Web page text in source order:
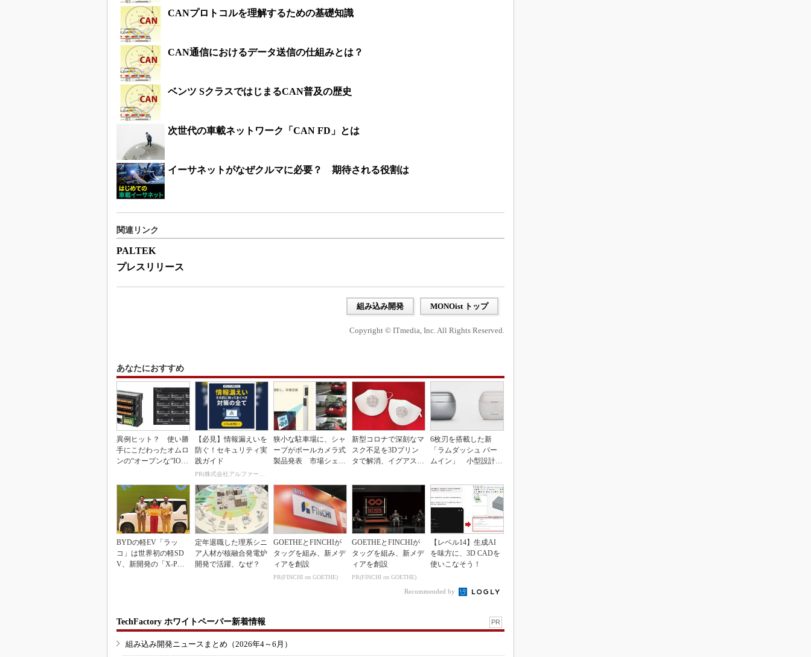
CANプロトコルを理解するための基礎知識
CAN通信におけるデータ送信の仕組みとは？
ベンツ SクラスではじまるCAN普及の歴史
次世代の車載ネットワーク「CAN FD」とは
イーサネットがなぜクルマに必要？ 期待される役割は
関連リンク
PALTEK
プレスリリース
組み込み開発 MONOist トップ
Copyright © ITmedia, Inc. All Rights Reserved.
あなたにおすすめ
異例ヒット？ 使い勝
手にこだわったオムロ
ンの“オープンな”IO-L
【必見】情報漏えいを
防ぐ！セキュリティ実
践ガイド
PR(株式会社アルファーテクノ)
狭小な駐車場に、シャ
ープがポールカメラ式
製品発表 市場シェア
新型コロナで深刻なマ
スク不足を3Dプリン
タで解消、イグアスが
6枚刃を搭載した新
「ラムダッシュ パー
ムイン」 小型設計と
BYDの軽EV「ラッ
コ」は世界初の軽SD
V、新開発の「X-PAC
定年退職した理系シニ
ア人材が核融合発電炉
開発で活躍、なぜ？
GOETHEとFINCHIが
タッグを組み、新メデ
ィアを創設
PR(FINCHI on GOETHE)
GOETHEとFINCHIが
タッグを組み、新メデ
ィアを創設
PR(FINCHI on GOETHE)
【レベル14】生成AI
を味方に、3D CADを
使いこなそう！
Recommended by
TechFactory ホワイトペーパー新着情報 PR
組み込み開発ニュースまとめ（2026年4～6月）